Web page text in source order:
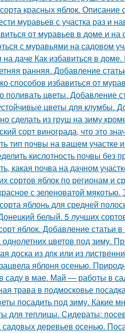
красных яблок. Описание
муравьев с участка раз и
от муравьев в доме и
с муравьями на садовом
даче Как избавиться в
ранняя. Добавление
способов избавиться от
поливать цветы. Добавление
цветы для клумбы.
сделать из груш на зиму
сорт винограда, что это
тип почвы на вашем участке
кислотность почвы без
какая почва на дачном
сортов яблок по регионам и
с зеленоватой
яблонь для средней
белый. 5 лучших
яблок. Добавление статьи
цветов под зиму.
доска из дпк или из
яблоня осенью.
саду в мае. Май — работы в
трава в подмосковье
посадить под зиму. Какие
для теплицы. Сидераты:
садовых деревьев осенью.